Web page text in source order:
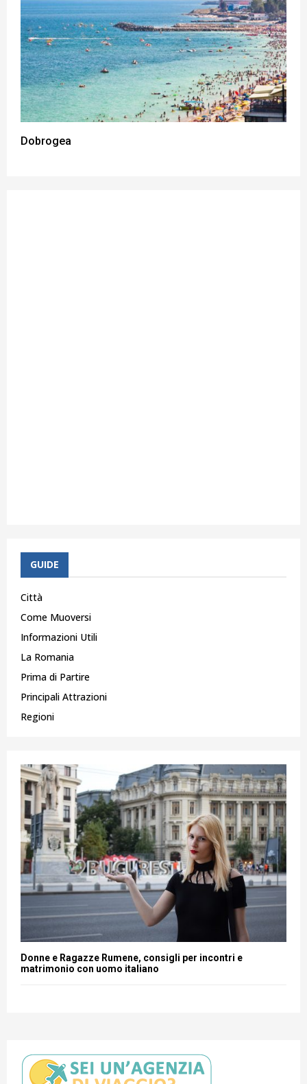
Dobrogea
GUIDE
Città
Come Muoversi
Informazioni Utili
La Romania
Prima di Partire
Principali Attrazioni
Regioni
Donne e Ragazze Rumene, consigli per incontri e
matrimonio con uomo italiano